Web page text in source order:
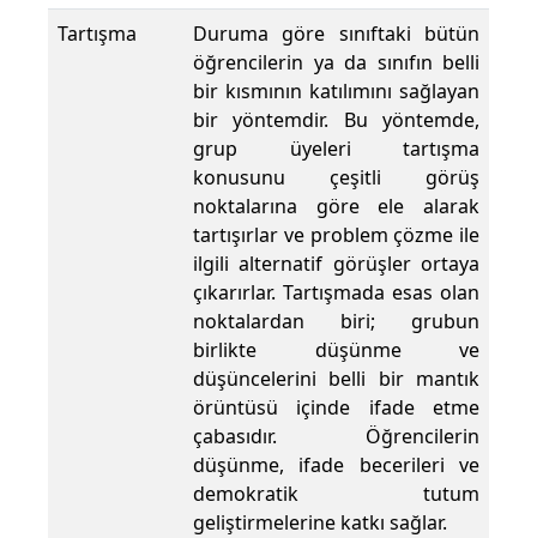
Tartışma
Duruma göre sınıftaki bütün
öğrencilerin ya da sınıfın belli
bir kısmının katılımını sağlayan
bir yöntemdir. Bu yöntemde,
grup üyeleri tartışma
konusunu çeşitli görüş
noktalarına göre ele alarak
tartışırlar ve problem çözme ile
ilgili alternatif görüşler ortaya
çıkarırlar. Tartışmada esas olan
noktalardan biri; grubun
birlikte düşünme ve
düşüncelerini belli bir mantık
örüntüsü içinde ifade etme
çabasıdır. Öğrencilerin
düşünme, ifade becerileri ve
demokratik tutum
geliştirmelerine katkı sağlar.